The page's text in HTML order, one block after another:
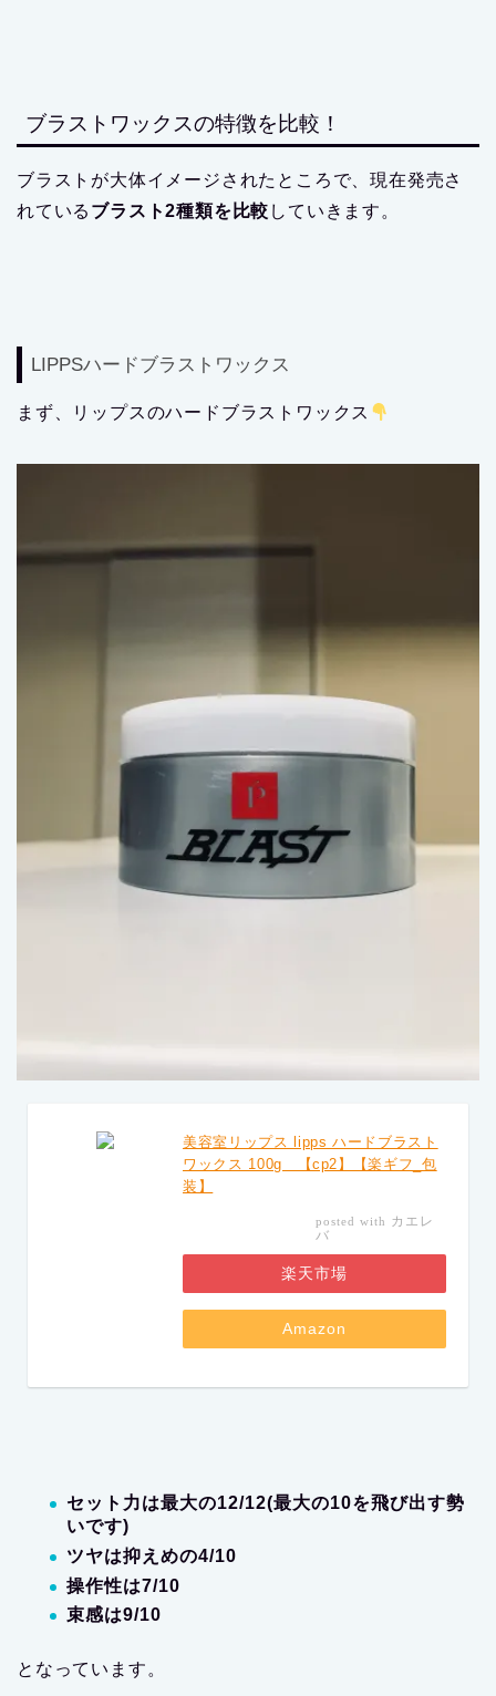
ブラストワックスの特徴を比較！
ブラストが大体イメージされたところで、現在発売さ
れている ブラスト2種類を比較 していきます。
LIPPSハードブラストワックス
まず、リップスのハードブラストワックス
美容室リップス lipps ハードブラスト
ワックス 100g 【cp2】【楽ギフ_包
装】
posted with カエレ
バ
楽天市場
Amazon
セット力は最大の12/12(最大の10を飛び出す勢
いです)
ツヤは抑えめの4/10
操作性は7/10
束感は9/10
となっています。